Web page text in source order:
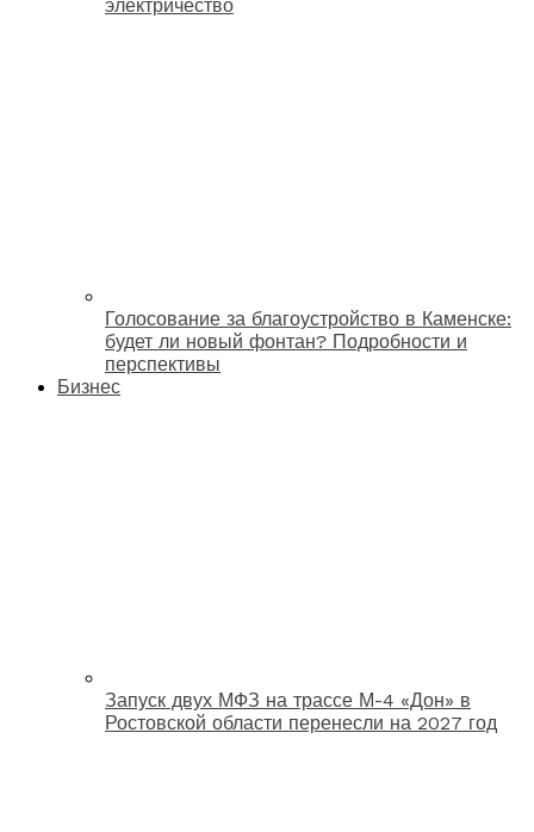
электричество
Голосование за благоустройство в Каменске:
будет ли новый фонтан? Подробности и
перспективы
Бизнес
Запуск двух МФЗ на трассе М-4 «Дон» в
Ростовской области перенесли на 2027 год